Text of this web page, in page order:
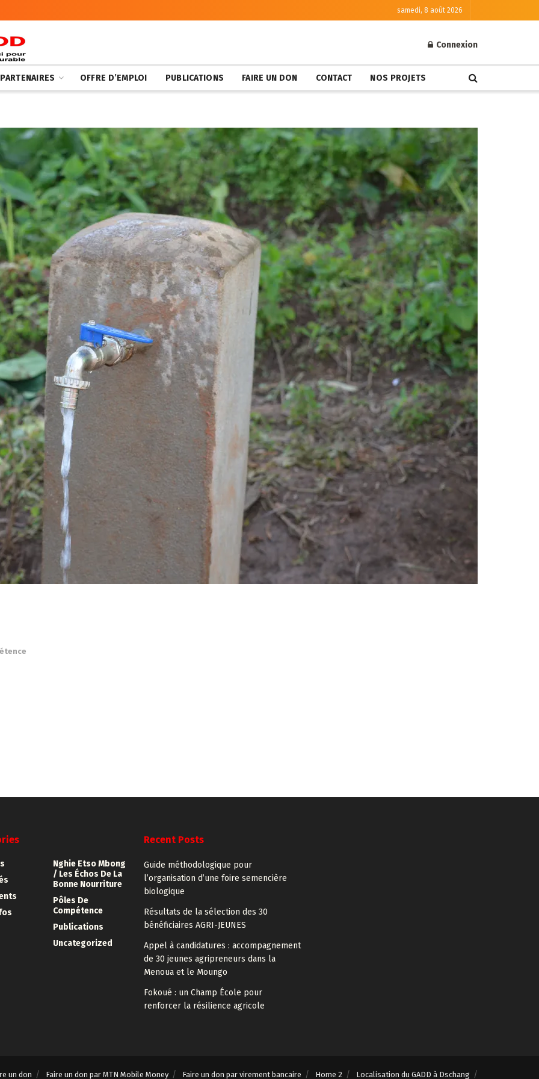
samedi, 8 août 2026
Connexion
OFFRE D’EMPLOI PUBLICATIONS FAIRE UN DON CONTACT NOS PROJETS
Nghie Etso Mbong
/ Les Échos De La
Bonne Nourriture
Pôles De
Compétence
Publications
Uncategorized
Recent Posts
Guide méthodologique pour
l’organisation d’une foire semencière
biologique
Résultats de la sélection des 30
bénéficiaires AGRI-JEUNES
Appel à candidatures : accompagnement
de 30 jeunes agripreneurs dans la
Menoua et le Moungo
Fokoué : un Champ École pour
renforcer la résilience agricole
un don Faire un don par MTN Mobile Money Faire un don par virement bancaire Home 2 Localisation du GADD à Dschang